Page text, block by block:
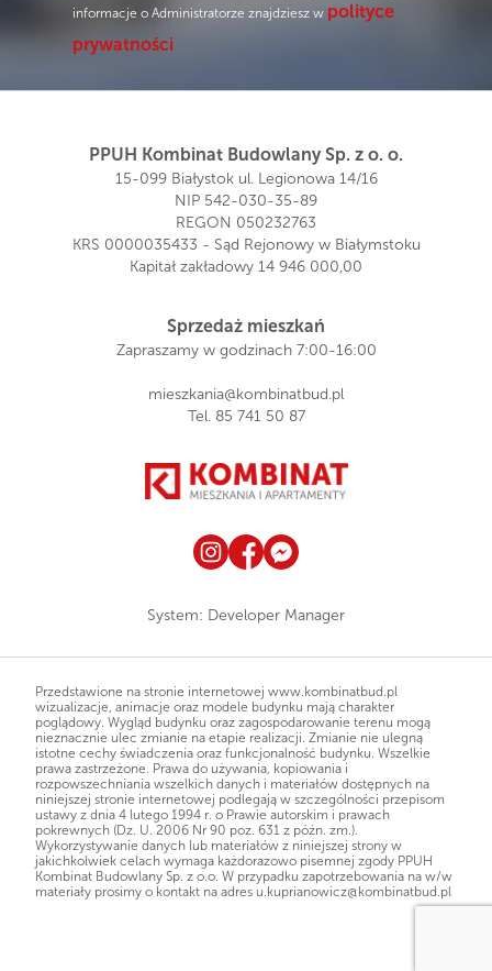
informacje o Administratorze znajdziesz w polityce
prywatności
PPUH Kombinat Budowlany Sp. z o. o.
15-099 Białystok ul. Legionowa 14/16
NIP 542-030-35-89
REGON 050232763
KRS 0000035433 - Sąd Rejonowy w Białymstoku
Kapitał zakładowy 14 946 000,00
Sprzedaż mieszkań
Zapraszamy w godzinach 7:00-16:00
mieszkania@kombinatbud.pl
Tel. 85 741 50 87
System: Developer Manager
Przedstawione na stronie internetowej www.kombinatbud.pl
wizualizacje, animacje oraz modele budynku mają charakter
poglądowy. Wygląd budynku oraz zagospodarowanie terenu mogą
nieznacznie ulec zmianie na etapie realizacji. Zmianie nie ulegną
istotne cechy świadczenia oraz funkcjonalność budynku. Wszelkie
prawa zastrzeżone. Prawa do używania, kopiowania i
rozpowszechniania wszelkich danych i materiałów dostępnych na
niniejszej stronie internetowej podlegają w szczególności przepisom
ustawy z dnia 4 lutego 1994 r. o Prawie autorskim i prawach
pokrewnych (Dz. U. 2006 Nr 90 poz. 631 z późn. zm.).
Wykorzystywanie danych lub materiałów z niniejszej strony w
jakichkolwiek celach wymaga każdorazowo pisemnej zgody PPUH
Kombinat Budowlany Sp. z o.o. W przypadku zapotrzebowania na w/w
materiały prosimy o kontakt na adres u.kuprianowicz@kombinatbud.pl